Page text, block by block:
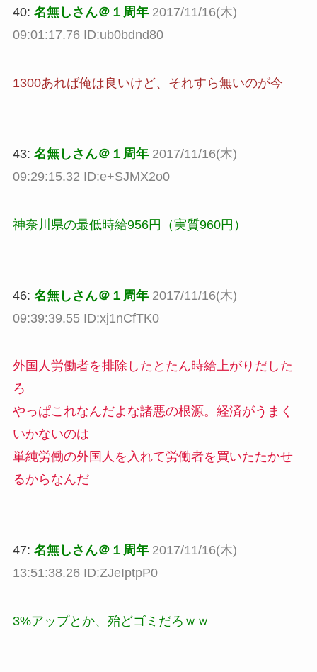
40: 名無しさん＠１周年 2017/11/16(木)
09:01:17.76 ID:ub0bdnd80
1300あれば俺は良いけど、それすら無いのが今
43: 名無しさん＠１周年 2017/11/16(木)
09:29:15.32 ID:e+SJMX2o0
神奈川県の最低時給956円（実質960円）
46: 名無しさん＠１周年 2017/11/16(木)
09:39:39.55 ID:xj1nCfTK0
外国人労働者を排除したとたん時給上がりだした
ろ
やっぱこれなんだよな諸悪の根源。経済がうまく
いかないのは
単純労働の外国人を入れて労働者を買いたたかせ
るからなんだ
47: 名無しさん＠１周年 2017/11/16(木)
13:51:38.26 ID:ZJeIptpP0
3%アップとか、殆どゴミだろｗｗ